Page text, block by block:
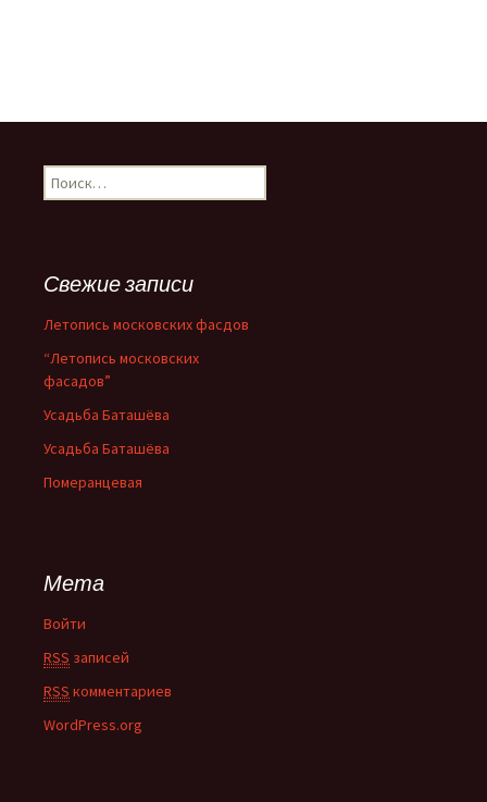
Н
а
:Свежие записи
Летопись московских фасдов
“Летопись московских
фасадов”
Усадьба Баташёва
Усадьба Баташёва
Померанцевая
Мета
Войти
RSS записей
RSS комментариев
WordPress.org